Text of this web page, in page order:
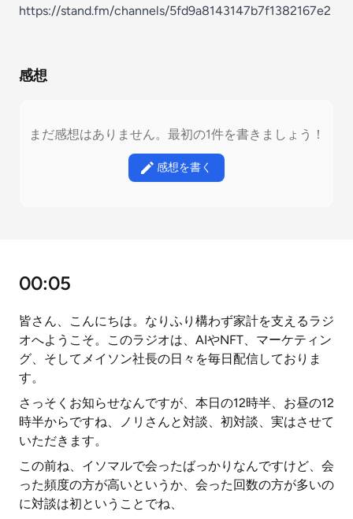
https://stand.fm/channels/5fd9a8143147b7f1382167e2
感想
まだ感想はありません。最初の1件を書きましょう！
感想を書く
00:05
皆さん、こんにちは。なりふり構わず家計を支えるラジ
オへようこそ。このラジオは、AIやNFT、マーケティン
グ、そしてメイソン社長の日々を毎日配信しておりま
す。
さっそくお知らせなんですが、本日の12時半、お昼の12
時半からですね、ノリさんと対談、初対談、実はさせて
いただきます。
この前ね、イソマルで会ったばっかりなんですけど、会
った頻度の方が高いというか、会った回数の方が多いの
に対談は初ということでね、